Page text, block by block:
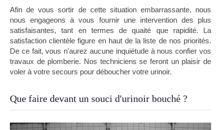
Afin de vous sortir de cette situation embarrassante, nous
nous engageons à vous fournir une intervention des plus
satisfaisantes, tant en termes de quaité que rapidité. La
satisfaction clientèle figure en haut de la liste de nos priorités.
De ce fait, vous n'aurez aucune inquiétude à nous confier vos
travaux de plomberie. Nos techniciens se feront un plaisir de
voler à votre secours pour déboucher votre urinoir.
Que faire devant un souci d'urinoir bouché ?